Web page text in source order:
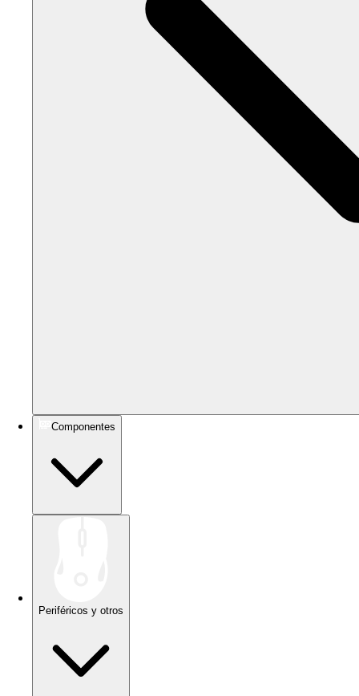
Componentes
Periféricos y otros